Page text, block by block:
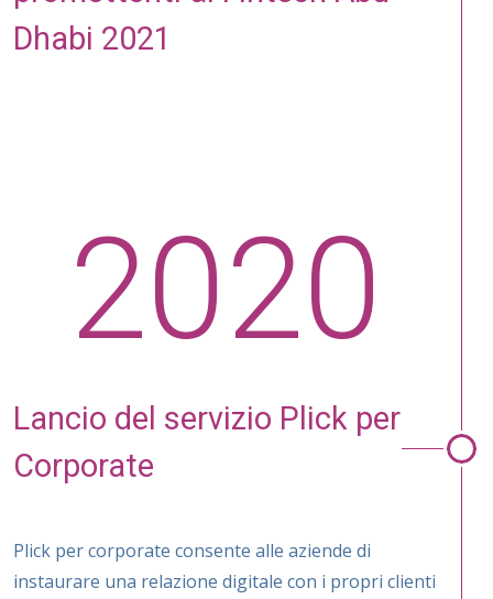
Dhabi 2021
2020
Lancio del ser­vizio Plick per
Corp­orate
Plick per corporate consente alle aziende di
instaurare una relazione digitale con i propri clienti